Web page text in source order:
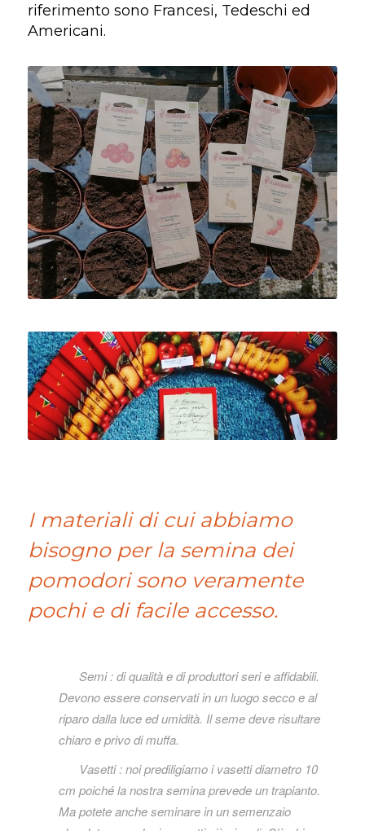
riferimento sono Francesi, Tedeschi ed
Americani.
I materiali di cui abbiamo
bisogno per la semina dei
pomodori sono veramente
pochi e di facile accesso.
Semi : di qualità e di produttori seri e affidabili.
Devono essere conservati in un luogo secco e al
riparo dalla luce ed umidità. Il seme deve risultare
chiaro e privo di muffa.
Vasetti : noi prediligiamo i vasetti diametro 10
cm poiché la nostra semina prevede un trapianto.
Ma potete anche seminare in un semenzaio